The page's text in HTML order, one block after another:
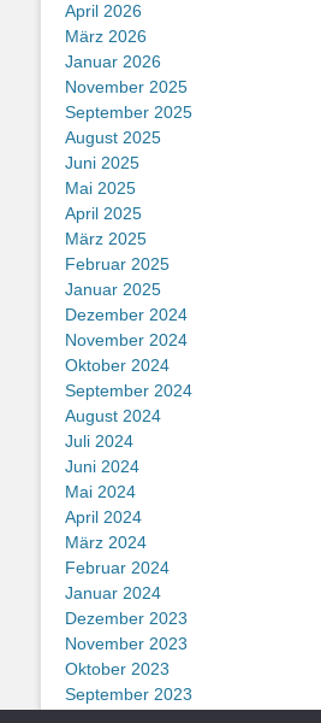
April 2026
März 2026
Januar 2026
November 2025
September 2025
August 2025
Juni 2025
Mai 2025
April 2025
März 2025
Februar 2025
Januar 2025
Dezember 2024
November 2024
Oktober 2024
September 2024
August 2024
Juli 2024
Juni 2024
Mai 2024
April 2024
März 2024
Februar 2024
Januar 2024
Dezember 2023
November 2023
Oktober 2023
September 2023